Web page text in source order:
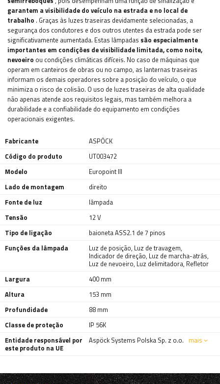
garantem a visibilidade do veículo na estrada e no local de
trabalho . Graças às luzes traseiras devidamente selecionadas, a
segurança dos condutores e dos outros utentes da estrada pode ser
significativamente aumentada. Estas lâmpadas são especialmente
importantes em condições de visibilidade limitada, como noite,
nevoeiro ou condições climáticas difíceis. No caso de máquinas que
operam em canteiros de obras ou no campo, as lanternas traseiras
informam os demais operadores sobre a posição do veículo, o que
minimiza o risco de colisão. O uso de luzes traseiras de alta qualidade
não apenas atende aos requisitos legais, mas também melhora a
durabilidade e a confiabilidade do equipamento em condições
operacionais exigentes.
Fabricante
ASPÖCK
Código do produto
UT003472
Modelo
Europoint III
Lado de montagem
direito
Fonte de luz
lâmpada
Tensão
12 V
Tipo de ligação
baioneta ASS2.1 de 7 pinos
Funções da lâmpada
Luz de posição, Luz de travagem,
Indicador de direção, Luz de marcha-atrás,
Luz de nevoeiro, Luz delimitadora, Refletor
Largura
400 mm
Altura
153 mm
Profundidade
88 mm
Classe de proteção
IP 56K
Entidade responsável por
este produto na UE
Aspöck Systems Polska Sp. z o.o. mais